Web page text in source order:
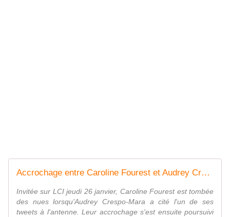
Accrochage entre Caroline Fourest et Audrey Crespo-Mara sur LCI... et sur Twi...
Invitée sur LCI jeudi 26 janvier, Caroline Fourest est tombée
des nues lorsqu'Audrey Crespo-Mara a cité l'un de ses
tweets à l'antenne. Leur accrochage s'est ensuite poursuivi